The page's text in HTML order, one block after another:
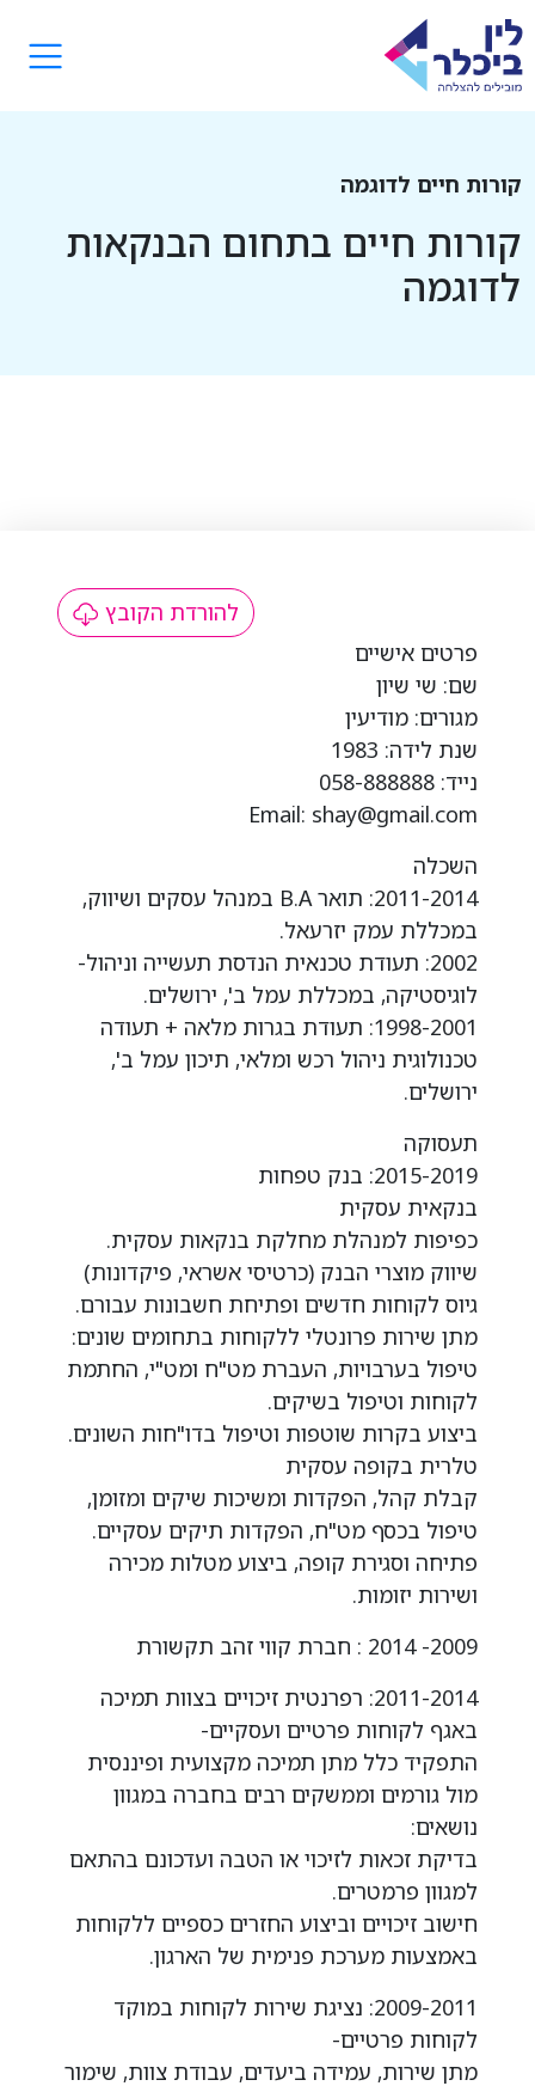
קורות חיים לדוגמה
קורות חיים בתחום הבנקאות
לדוגמה
להורדת הקובץ
פרטים אישיים
שם: שי שיון
מגורים: מודיעין
שנת לידה: 1983
נייד: 058-888888
Email: shay@gmail.com
השכלה
2011-2014: תואר B.A במנהל עסקים ושיווק,
במכללת עמק יזרעאל.
2002: תעודת טכנאית הנדסת תעשייה וניהול-
לוגיסטיקה, במכללת עמל ב', ירושלים.
1998-2001: תעודת בגרות מלאה + תעודה
טכנולוגית ניהול רכש ומלאי, תיכון עמל ב',
ירושלים.
תעסוקה
2015-2019: בנק טפחות
בנקאית עסקית
כפיפות למנהלת מחלקת בנקאות עסקית.
שיווק מוצרי הבנק (כרטיסי אשראי, פיקדונות)
גיוס לקוחות חדשים ופתיחת חשבונות עבורם.
מתן שירות פרונטלי ללקוחות בתחומים שונים:
טיפול בערבויות, העברת מט"ח ומט"י, החתמת
לקוחות וטיפול בשיקים.
ביצוע בקרות שוטפות וטיפול בדו"חות השונים.
טלרית בקופה עסקית
קבלת קהל, הפקדות ומשיכות שיקים ומזומן,
טיפול בכסף מט"ח, הפקדות תיקים עסקיים.
פתיחה וסגירת קופה, ביצוע מטלות מכירה
ושירות יזומות.
2009- 2014 : חברת קווי זהב תקשורת
2011-2014: רפרנטית זיכויים בצוות תמיכה
באגף לקוחות פרטיים ועסקיים-
התפקיד כלל מתן תמיכה מקצועית ופיננסית
מול גורמים וממשקים רבים בחברה במגוון
נושאים:
בדיקת זכאות לזיכוי או הטבה ועדכונם בהתאם
למגוון פרמטרים.
חישוב זיכויים וביצוע החזרים כספיים ללקוחות
באמצעות מערכת פנימית של הארגון.
2009-2011: נציגת שירות לקוחות במוקד
לקוחות פרטיים-
מתן שירות, עמידה ביעדים, עבודת צוות, שימור